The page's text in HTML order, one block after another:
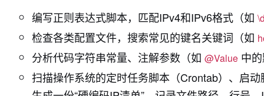
编写正则表达式脚本，匹配IPv4和IPv6格式（如
检查各类配置文件，搜索常见的键名关键词（如
分析代码字符串常量、注解参数（如 @Value 中
扫描操作系统的定时任务脚本（Crontab）、启